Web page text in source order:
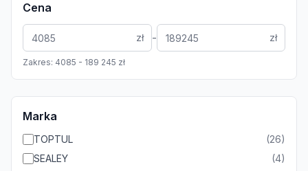
Cena
zł - zł
Zakres: 4085 - 189 245 zł
Marka
TOPTUL (26)
SEALEY
(4)